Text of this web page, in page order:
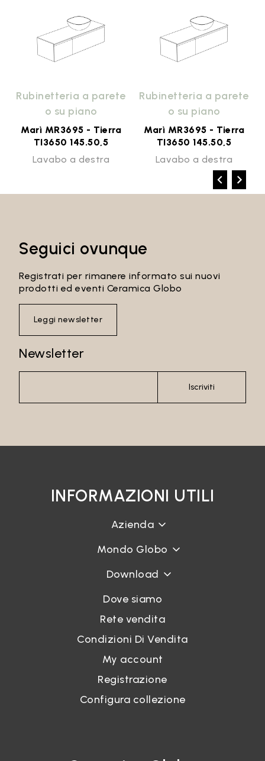
Rubinetteria a parete
o su piano
Marì MR3695 - Tierra
TI3650 145.50,5
Lavabo a destra
Rubinetteria a parete
o su piano
Marì MR3695 - Tierra
TI3650 145.50,5
Lavabo a destra
Seguici ovunque
Registrati per rimanere informato sui nuovi
prodotti ed eventi Ceramica Globo
Leggi newsletter
Newsletter
Iscriviti
INFORMAZIONI UTILI
Azienda
Mondo Globo
Download
Dove siamo
Rete vendita
Condizioni Di Vendita
My account
Registrazione
Configura collezione